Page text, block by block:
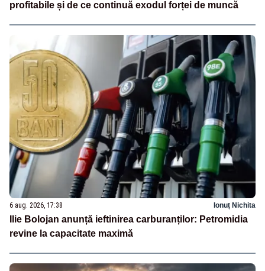
profitabile și de ce continuă exodul forței de muncă
6 aug. 2026, 17:38 Ionuț Nichita
Ilie Bolojan anunță ieftinirea carburanților: Petromidia
revine la capacitate maximă